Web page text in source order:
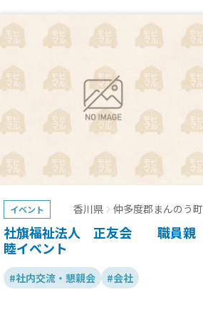
イベント 香川県 仲多度郡まんのう町
社旗福祉法人 正友会 職員親
睦イベント
#社内交流・懇親会 #会社